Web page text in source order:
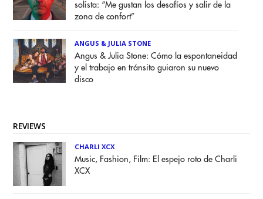
solista: “Me gustan los desafíos y salir de la
zona de confort”
ANGUS & JULIA STONE
Angus & Julia Stone: Cómo la espontaneidad
y el trabajo en tránsito guiaron su nuevo
disco
REVIEWS
CHARLI XCX
Music, Fashion, Film: El espejo roto de Charli
XCX